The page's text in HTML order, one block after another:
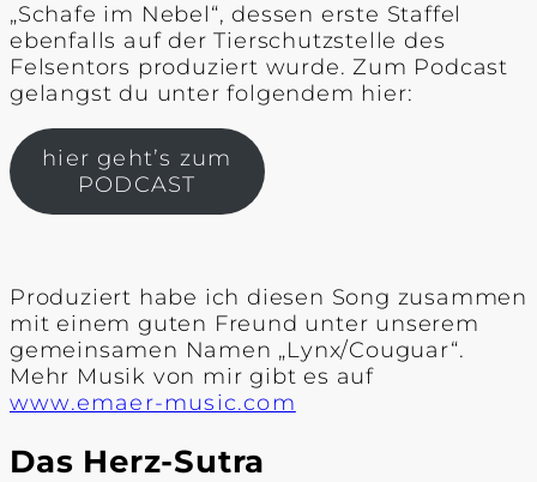
„Schafe im Nebel“, dessen erste Staffel
ebenfalls auf der Tierschutzstelle des
Felsentors produziert wurde. Zum Podcast
gelangst du unter folgendem hier:
hier geht’s zum
PODCAST
Produziert habe ich diesen Song zusammen
mit einem guten Freund unter unserem
gemeinsamen Namen „Lynx/Couguar“.
Mehr Musik von mir gibt es auf
www.emaer-music.com
Das Herz-Sutra